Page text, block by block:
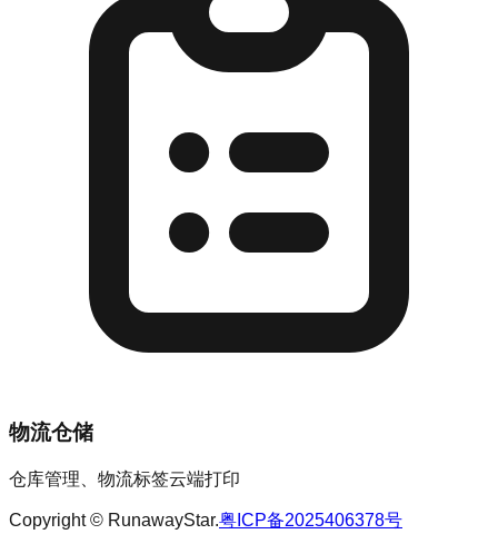
物流仓储
仓库管理、物流标签云端打印
Copyright © RunawayStar.粤ICP备2025406378号